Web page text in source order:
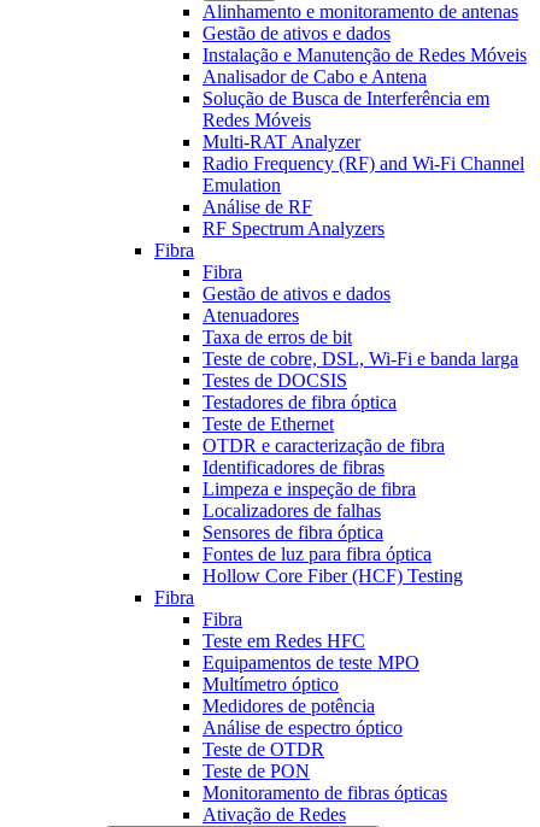
Alinhamento e monitoramento de antenas
Gestão de ativos e dados
Instalação e Manutenção de Redes Móveis
Analisador de Cabo e Antena
Solução de Busca de Interferência em
Redes Móveis
Multi-RAT Analyzer
Radio Frequency (RF) and Wi-Fi Channel
Emulation
Análise de RF
RF Spectrum Analyzers
Fibra
Fibra
Gestão de ativos e dados
Atenuadores
Taxa de erros de bit
Teste de cobre, DSL, Wi-Fi e banda larga
Testes de DOCSIS
Testadores de fibra óptica
Teste de Ethernet
OTDR e caracterização de fibra
Identificadores de fibras
Limpeza e inspeção de fibra
Localizadores de falhas
Sensores de fibra óptica
Fontes de luz para fibra óptica
Hollow Core Fiber (HCF) Testing
Fibra
Fibra
Teste em Redes HFC
Equipamentos de teste MPO
Multímetro óptico
Medidores de potência
Análise de espectro óptico
Teste de OTDR
Teste de PON
Monitoramento de fibras ópticas
Ativação de Redes